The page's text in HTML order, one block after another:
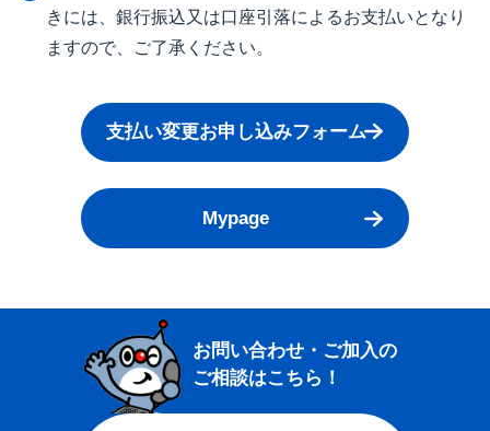
きには、銀行振込又は口座引落によるお支払いとなり
ますので、ご了承ください。
支払い変更お申し込みフォーム
Mypage
お問い合わせ・ご加入の
ご相談はこちら！